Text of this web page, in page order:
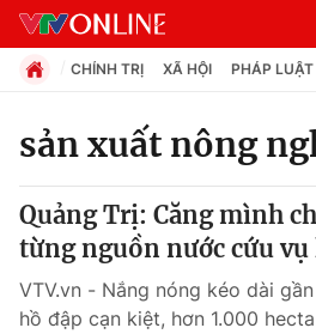
Chuyên mục
Chính trị
Xã hội
CHÍNH TRỊ XÃ HỘI PHÁP LUẬT
sản xuất nông
Quảng Trị: Căng mình
từng nguồn nước cứu vụ
VTV.vn - Nắng nóng kéo dài
hồ đập cạn kiệt, hơn 1.000